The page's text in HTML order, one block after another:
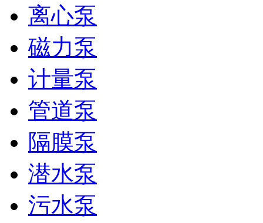
离心泵
磁力泵
计量泵
管道泵
隔膜泵
潜水泵
污水泵